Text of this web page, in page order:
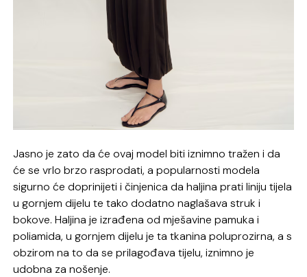
Jasno je zato da će ovaj model biti iznimno tražen i da
će se vrlo brzo rasprodati, a popularnosti modela
sigurno će doprinijeti i činjenica da haljina prati liniju tijela
u gornjem dijelu te tako dodatno naglašava struk i
bokove. Haljina je izrađena od mješavine pamuka i
poliamida, u gornjem dijelu je ta tkanina poluprozirna, a s
obzirom na to da se prilagođava tijelu, iznimno je
udobna za nošenje.